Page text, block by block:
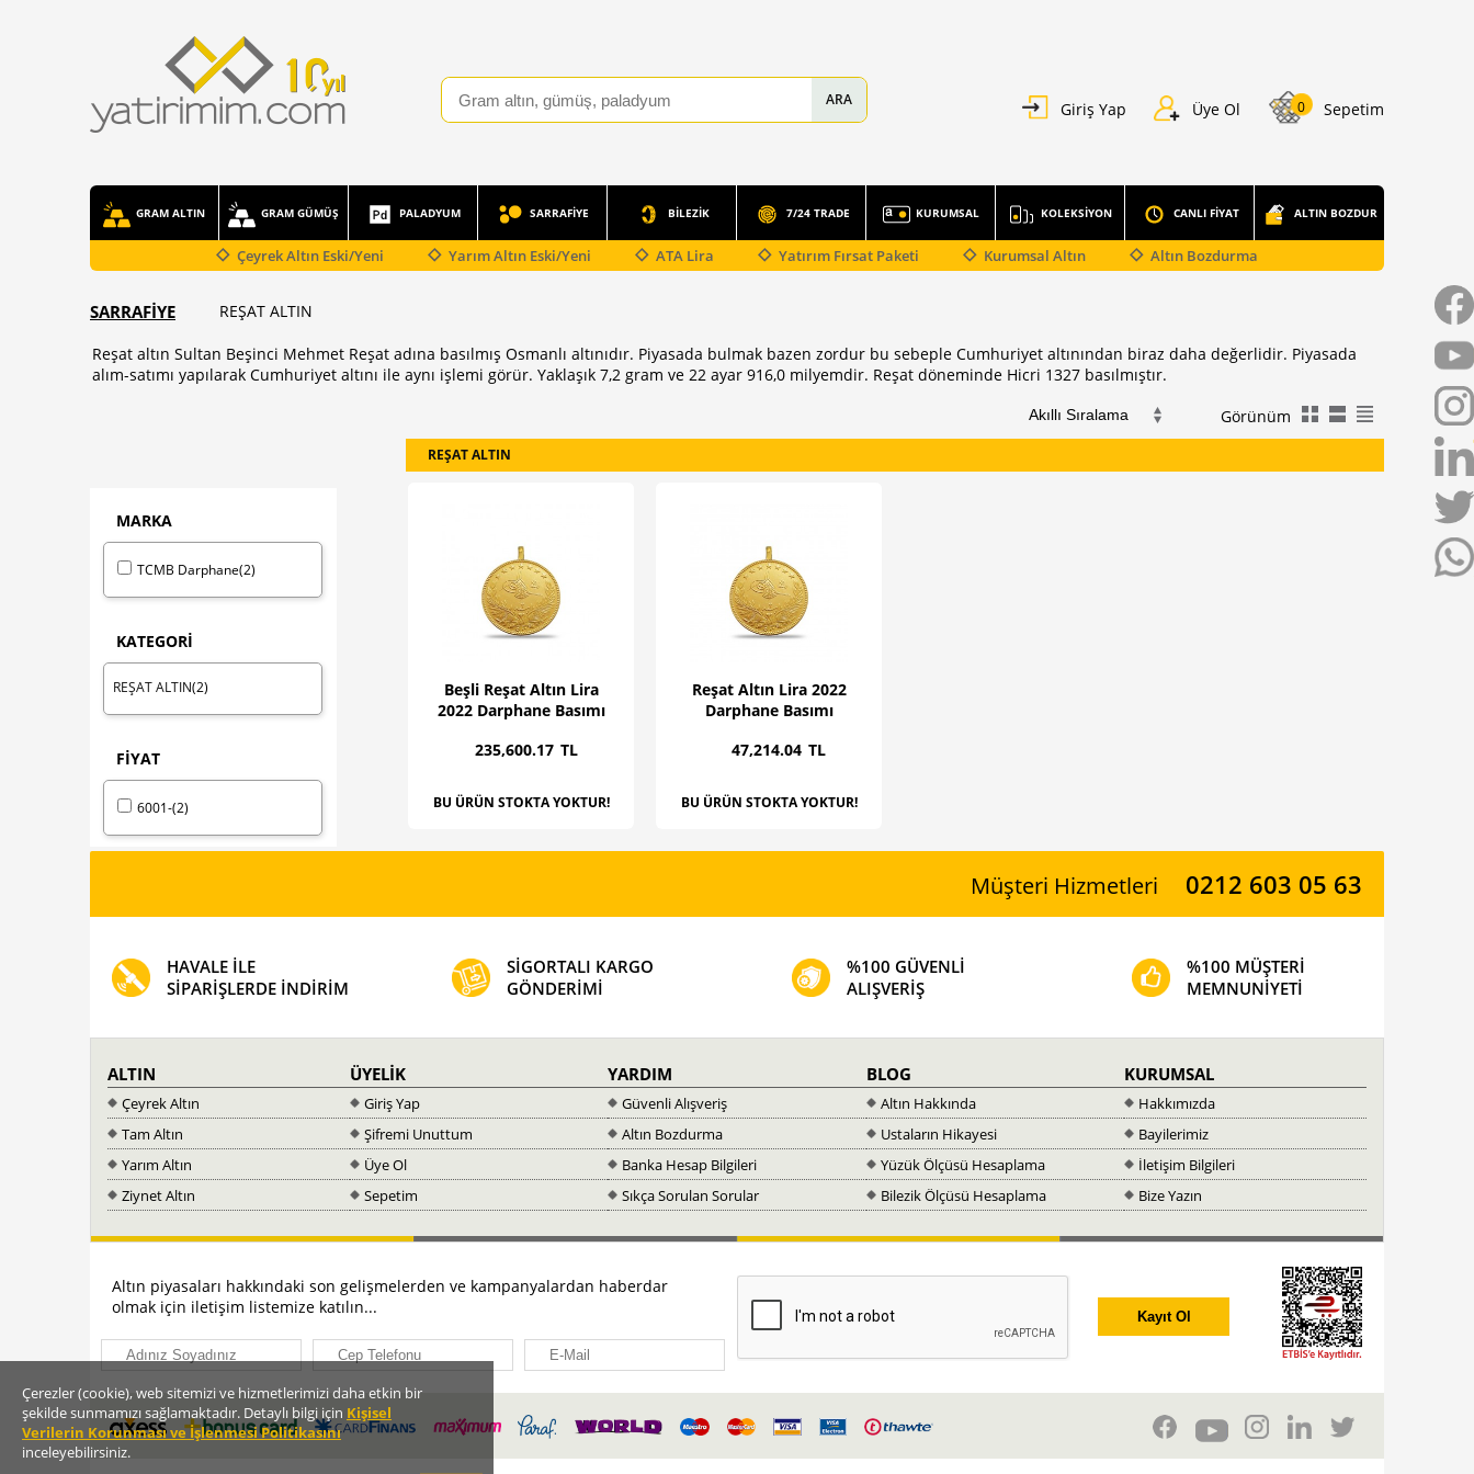
Giriş Yap Üye Ol Sepetim
0
GRAM ALTIN GRAM GÜMÜŞ PALADYUM SARRAFİYE BİLEZİK 7/24 TRADE KURUMSAL KOLEKSİYON CANLI FİYAT ALTIN BOZDUR
Çeyrek Altın Eski/Yeni Yarım Altın Eski/Yeni ATA Lira Yatırım Fırsat Paketi Kurumsal Altın Altın Bozdurma
SARRAFİYE REŞAT ALTIN
Reşat altın Sultan Beşinci Mehmet Reşat adına basılmış Osmanlı altınıdır. Piyasada bulmak bazen zordur bu sebeple Cumhuriyet altınından biraz daha değerlidir. Piyasada
alım-satımı yapılarak Cumhuriyet altını ile aynı işlemi görür. Yaklaşık 7,2 gram ve 22 ayar 916,0 milyemdir. Reşat döneminde Hicri 1327 basılmıştır.
Görünüm
REŞAT ALTIN
Beşli Reşat Altın Lira
2022 Darphane Basımı
TL
.17
235,600
BU ÜRÜN STOKTA YOKTUR!
Reşat Altın Lira 2022
Darphane Basımı
TL
.04
47,214
BU ÜRÜN STOKTA YOKTUR!
MARKA
TCMB Darphane(2)
KATEGORİ
REŞAT ALTIN(2)
FİYAT
6001-(2)
Müşteri Hizmetleri 0212 603 05 63
HAVALE İLE
SİPARİŞLERDE İNDİRİM
SİGORTALI KARGO
GÖNDERİMİ
%100 GÜVENLİ
ALIŞVERİŞ
%100 MÜŞTERİ
MEMNUNİYETİ
ALTIN
Çeyrek Altın
Tam Altın
Yarım Altın
Ziynet Altın
ÜYELİK
Giriş Yap
Şifremi Unuttum
Üye Ol
Sepetim
YARDIM
Güvenli Alışveriş
Altın Bozdurma
Banka Hesap Bilgileri
Sıkça Sorulan Sorular
BLOG
Altın Hakkında
Ustaların Hikayesi
Yüzük Ölçüsü Hesaplama
Bilezik Ölçüsü Hesaplama
KURUMSAL
Hakkımızda
Bayilerimiz
İletişim Bilgileri
Bize Yazın
Altın piyasaları hakkındaki son gelişmelerden ve kampanyalardan haberdar
olmak için iletişim listemize katılın...
Çerezler (cookie), web sitemizi ve hizmetlerimizi daha etkin bir
şekilde sunmamızı sağlamaktadır. Detaylı bilgi için Kişisel
Verilerin Korunması ve İşlenmesi Politikasını
inceleyebilirsiniz.